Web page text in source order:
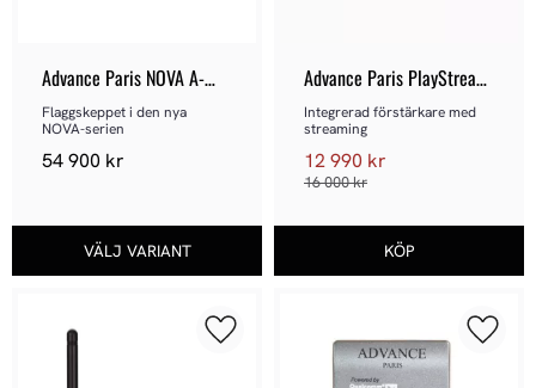
Advance Paris NOVA A-
i190
Flaggskeppet i den nya
NOVA-serien
54 900 kr
Advance Paris PlayStream
A7
Integrerad förstärkare med
streaming
12 990 kr
16 000kr
Lägg till i favoriter Lägg